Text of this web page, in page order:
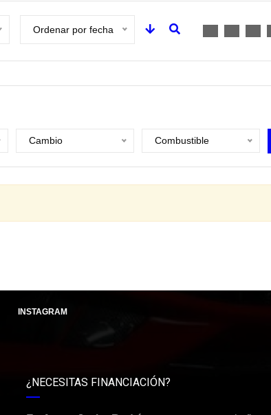
Ordenar por fecha
Cambio Combustible
INSTAGRAM
¿NECESITAS FINANCIACIÓN?